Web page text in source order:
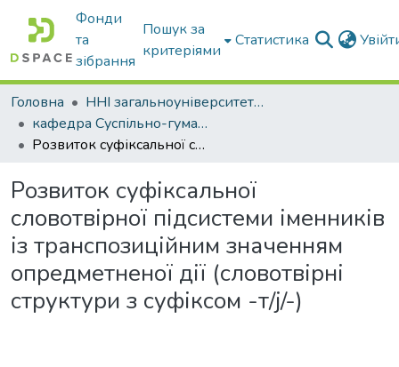
Фонди
та
зібрання
Пошук за
критеріями
Статистика
Головна
ННІ загальноуніверситетської підготовки
кафедра Суспільно-гуманітарні науки
Розвиток суфіксальної словотвірної підсистеми іменників із транспозиційним значенням опредметненої дії (cловотвірні структури з суфіксом -т/j/-)
Розвиток суфіксальної
словотвірної підсистеми іменників
із транспозиційним значенням
опредметненої дії (cловотвірні
структури з суфіксом -т/j/-)